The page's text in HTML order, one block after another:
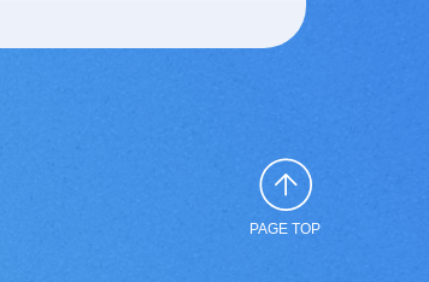
PAGE TOP